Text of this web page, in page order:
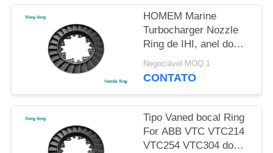
HOMEM Marine
Turbocharger Nozzle
Ring de IHI, anel do
bocal do
turbocompressor da
Negociável MOQ:1
CONTATO
Tipo Vaned bocal Ring
For ABB VTC VTC214
VTC254 VTC304 do